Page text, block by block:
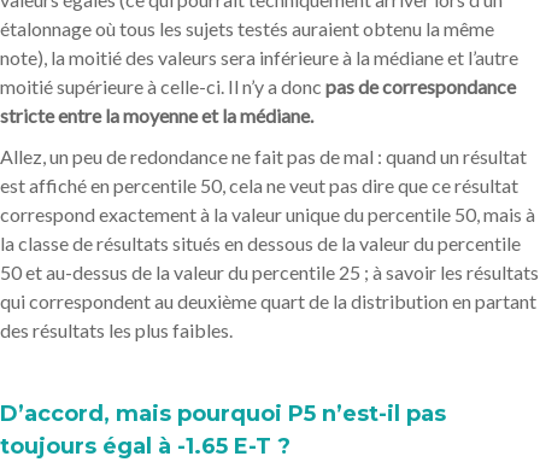
étalonnage où tous les sujets testés auraient obtenu la même
note), la moitié des valeurs sera inférieure à la médiane et l’autre
moitié supérieure à celle-ci. Il n’y a donc pas de correspondance
stricte entre la moyenne et la médiane.
Allez, un peu de redondance ne fait pas de mal : quand un résultat
est affiché en percentile 50, cela ne veut pas dire que ce résultat
correspond exactement à la valeur unique du percentile 50, mais à
la classe de résultats situés en dessous de la valeur du percentile
50 et au-dessus de la valeur du percentile 25 ; à savoir les résultats
qui correspondent au deuxième quart de la distribution en partant
des résultats les plus faibles.
D’accord, mais pourquoi P5 n’est-il pas
toujours égal à -1.65 E-T ?